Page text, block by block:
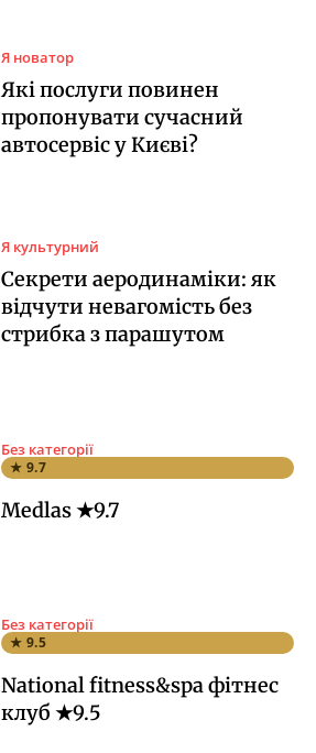
Я новатор
Які послуги повинен
пропонувати сучасний
автосервіс у Києві?
Я культурний
Секрети аеродинаміки: як
відчути невагомість без
стрибка з парашутом
Без категорії
★ 9.7
Medlas ★9.7
Без категорії
★ 9.5
National fitness&spa фітнес
клуб ★9.5